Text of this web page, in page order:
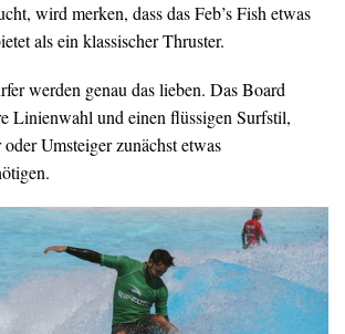
wird merken, dass das Feb’s Fish etwas
als ein klassischer Thruster.
werden genau das lieben. Das Board
Linienwahl und einen flüssigen Surfstil,
Umsteiger zunächst etwas